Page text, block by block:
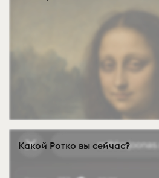
Какой Ротко вы сейчас?